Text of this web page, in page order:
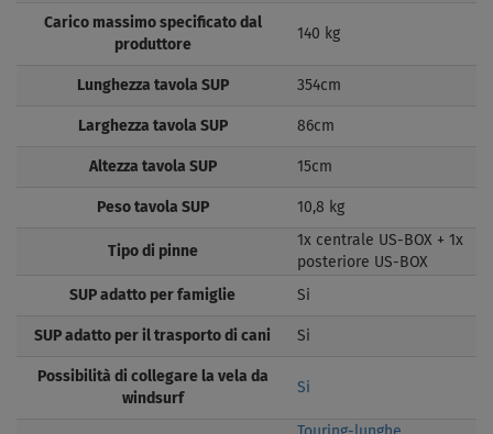
Carico massimo specificato dal
produttore
140 kg
Lunghezza tavola SUP 354cm
Larghezza tavola SUP 86cm
Altezza tavola SUP 15cm
Peso tavola SUP 10,8 kg
Tipo di pinne
1x centrale US-BOX + 1x
posteriore US-BOX
SUP adatto per famiglie Si
SUP adatto per il trasporto di cani Si
Possibilità di collegare la vela da
windsurf
Si